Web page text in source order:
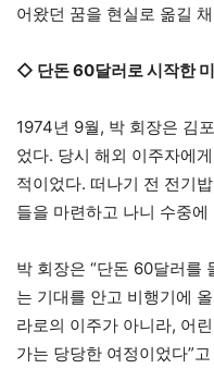
어왔던 꿈을 현실로 옮길
◇ 단돈 60달러로 시작한
1974년 9월, 박 회장은 김
었다. 당시 해외 이주자에
적이었다. 떠나기 전 전기
들을 마련하고 나니 수중
박 회장은 “단돈 60달러를
는 기대를 안고 비행기에
라로의 이주가 아니라, 어
가는 당당한 여정이었다”